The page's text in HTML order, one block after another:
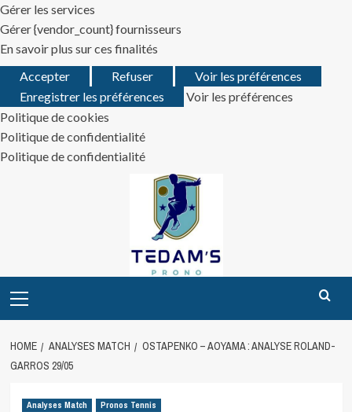
Gérer les services
Gérer {vendor_count} fournisseurs
En savoir plus sur ces finalités
Accepter
Refuser
Voir les préférences
Enregistrer les préférences
Voir les préférences
Politique de cookies
Politique de confidentialité
Politique de confidentialité
Menu
HOME ANALYSES MATCH
OSTAPENKO – AOYAMA : ANALYSE ROLAND-
GARROS 29/05
Analyses Match Pronos Tennis